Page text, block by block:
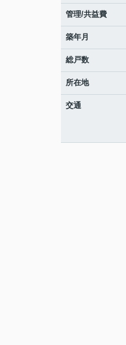
管理/共益費
築年月
総戸数
所在地
交通